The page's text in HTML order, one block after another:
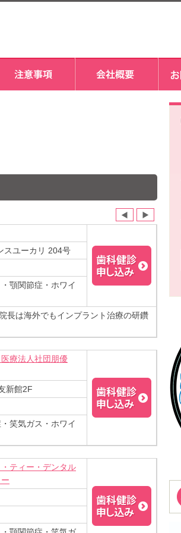
スユーカリ 204号
顎関節症・ホワイ
長は海外でもインプラント治療の研鑽
療法人社団朋優
新館2F
笑気ガス・ホワイ
ティー・デンタル